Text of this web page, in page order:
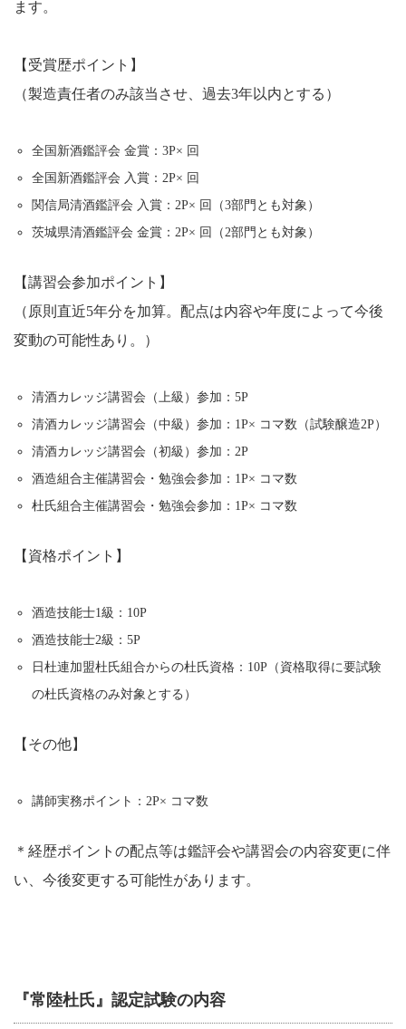
ます。
【受賞歴ポイント】
（製造責任者のみ該当させ、過去3年以内とする）
全国新酒鑑評会 金賞：3P× 回
全国新酒鑑評会 入賞：2P× 回
関信局清酒鑑評会 入賞：2P× 回（3部門とも対象）
茨城県清酒鑑評会 金賞：2P× 回（2部門とも対象）
【講習会参加ポイント】
（原則直近5年分を加算。配点は内容や年度によって今後
変動の可能性あり。）
清酒カレッジ講習会（上級）参加：5P
清酒カレッジ講習会（中級）参加：1P× コマ数（試験醸造2P）
清酒カレッジ講習会（初級）参加：2P
酒造組合主催講習会・勉強会参加：1P× コマ数
杜氏組合主催講習会・勉強会参加：1P× コマ数
【資格ポイント】
酒造技能士1級：10P
酒造技能士2級：5P
日杜連加盟杜氏組合からの杜氏資格：10P（資格取得に要試験
の杜氏資格のみ対象とする）
【その他】
講師実務ポイント：2P× コマ数
＊経歴ポイントの配点等は鑑評会や講習会の内容変更に伴
い、今後変更する可能性があります。
『常陸杜氏』認定試験の内容